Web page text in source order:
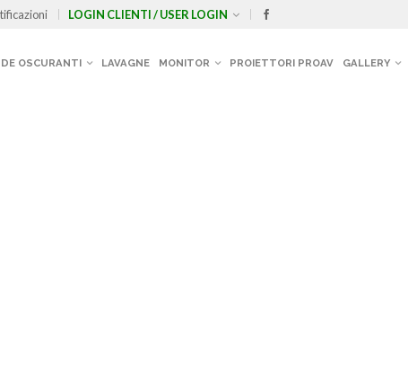
LOGIN CLIENTI / USER LOGIN
OSCURANTI LAVAGNE MONITOR PROIETTORI PROAV GALLERY